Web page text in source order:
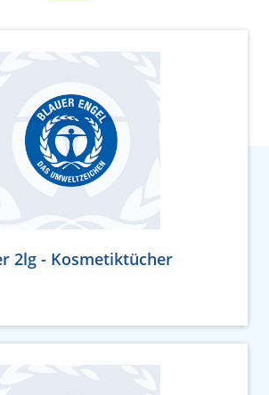
2lg - Kosmetiktücher